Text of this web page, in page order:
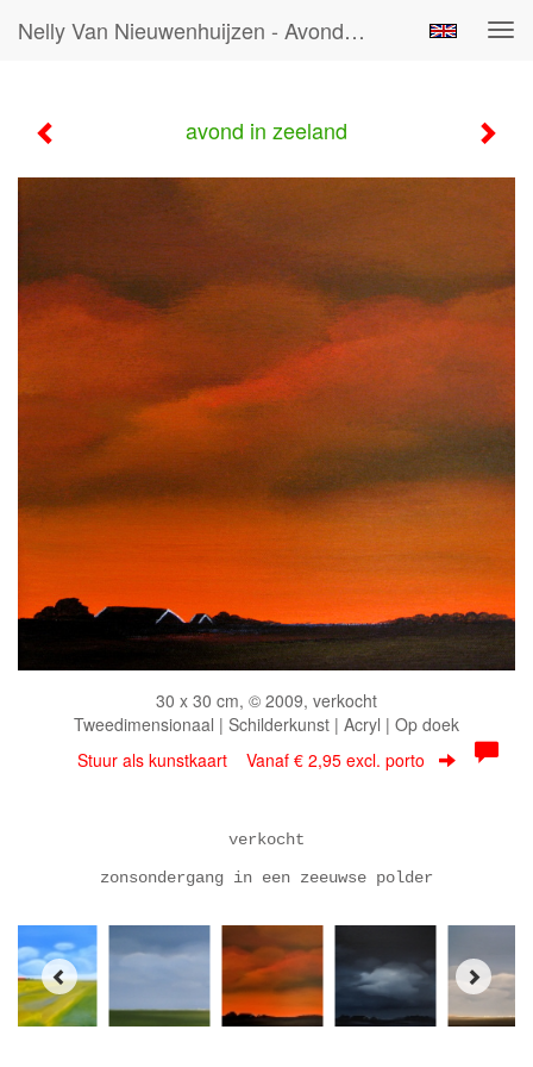
Nelly Van Nieuwenhuijzen - Avond In Zeeland
avond in zeeland
30 x 30 cm, © 2009, verkocht
Tweedimensionaal | Schilderkunst | Acryl | Op doek
Stuur als kunstkaart Vanaf € 2,95 excl. porto
verkocht
zonsondergang in een zeeuwse polder